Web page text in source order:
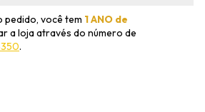
pedido, você tem 1 ANO de
a loja através do número de
.